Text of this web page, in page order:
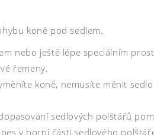
koně pod sedlem.
nebo ještě lépe speciálním
řemeny.
koně, nemusíte měnit
sedlových polštářů
v horní části sedlového